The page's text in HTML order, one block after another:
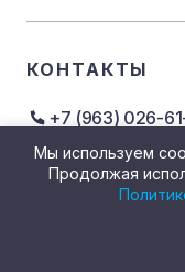
КОНТАКТЫ
+7 (963) 026-
г. Ижевск, ул.
ДЕЛИМСЯ
Мы используем
Продолжая